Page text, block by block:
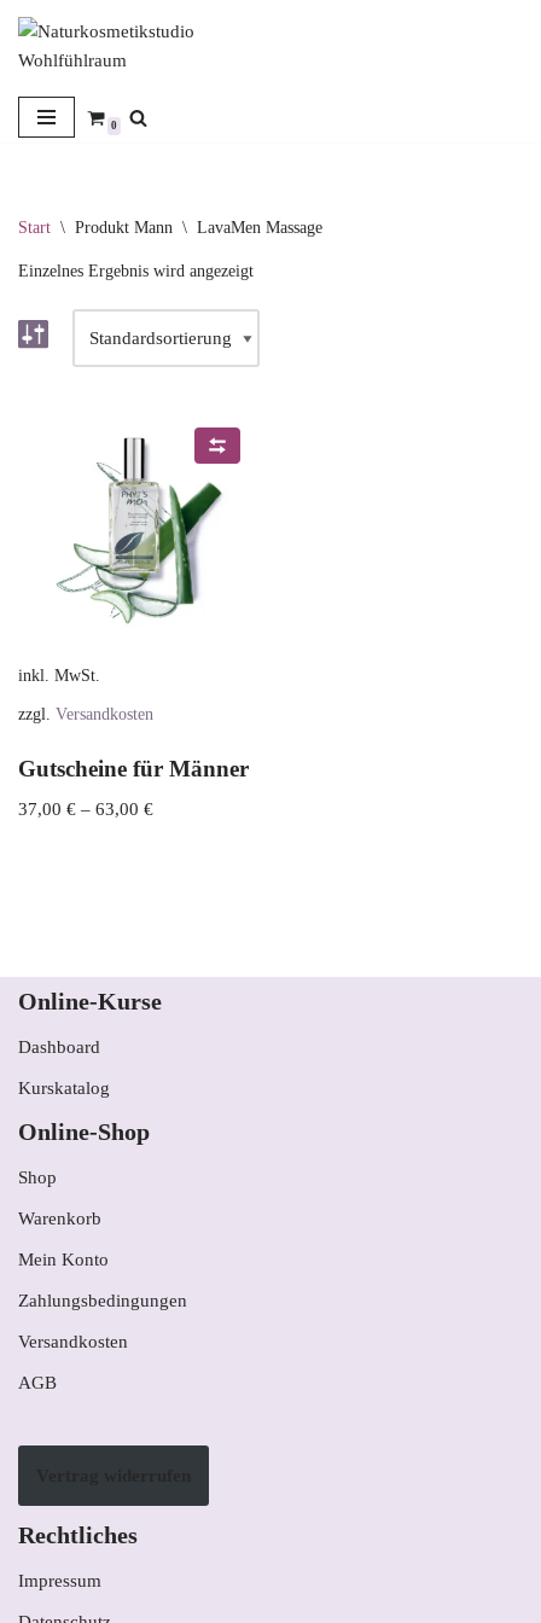
Zum
Inhalt
springen
0
Start \ Produkt Mann \ LavaMen Massage
Einzelnes Ergebnis wird angezeigt
inkl. MwSt.
zzgl. Versandkosten
Gutscheine für Männer
37,00 € – 63,00 €
Online-Kurse
Dashboard
Kurskatalog
Online-Shop
Shop
Warenkorb
Mein Konto
Zahlungsbedingungen
Versandkosten
AGB
Rechtliches
Impressum